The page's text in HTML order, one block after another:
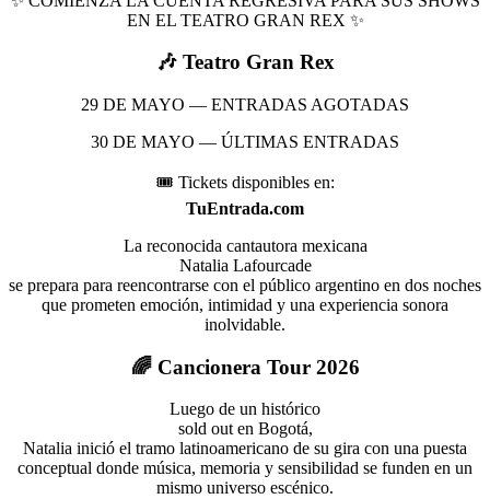
EN EL TEATRO GRAN REX ✨
🎶 Teatro Gran Rex
29 DE MAYO — ENTRADAS AGOTADAS
30 DE MAYO — ÚLTIMAS ENTRADAS
🎟️ Tickets disponibles en:
TuEntrada.com
La reconocida cantautora mexicana
Natalia Lafourcade
se prepara para reencontrarse con el público argentino en dos noches
que prometen emoción, intimidad y una experiencia sonora
inolvidable.
🌈 Cancionera Tour 2026
Luego de un histórico
sold out en Bogotá,
Natalia inició el tramo latinoamericano de su gira con una puesta
conceptual donde música, memoria y sensibilidad se funden en un
mismo universo escénico.